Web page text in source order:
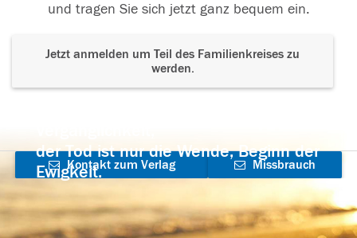
und tragen Sie sich jetzt ganz bequem ein.
Jetzt anmelden um Teil des Familienkreises zu
werden.
der Tod ist nur die Wende, Beginn der
Ewigkeit.
Kontakt zum Verlag
aufnehmen
Missbrauch